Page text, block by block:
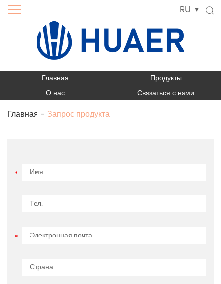
RU
Главная
Продукты
О нас
Связаться с нами
Главная - Запрос продукта